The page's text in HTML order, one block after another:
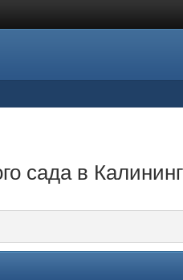
сада в